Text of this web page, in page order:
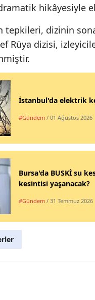
hikâyesiyle
dizinin
Rüya dizisi,
İstanbul'da elektrik
#Gündem / 01 Ağustos 2026
Bursa'da BUSKİ su
kesintisi yaşanacak?
#Gündem / 31 Temmuz 2026